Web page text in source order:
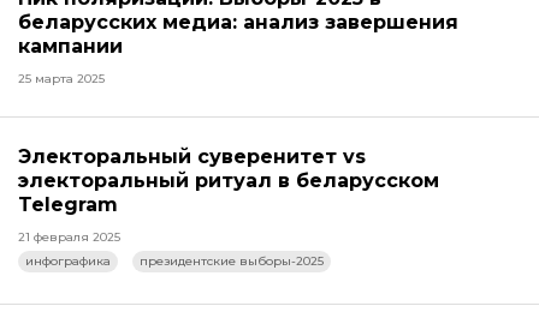
беларусских медиа: анализ завершения
кампании
25 марта 2025
Электоральный суверенитет vs
электоральный ритуал в беларусском
Telegram
21 февраля 2025
инфографика
президентские выборы-2025